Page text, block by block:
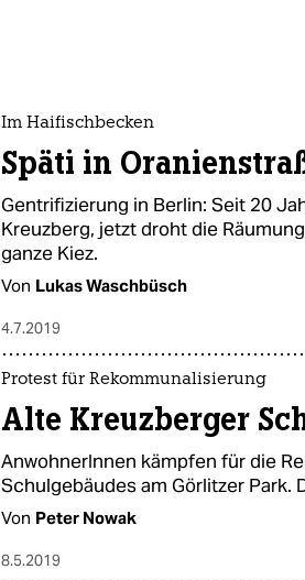
Im Haifischbecken
Späti in
Gentrifizierung in Berlin: Seit 20
Kreuzberg, jetzt droht die
ganze Kiez.
Von Lukas Waschbüsch
4.7.2019
Protest für Rekommunalisierung
Alte Kreuzberger
AnwohnerInnen kämpfen für die
Schulgebäudes am Görlitzer Park.
Von Peter Nowak
8.5.2019